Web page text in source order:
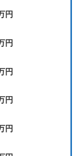
円
円
円
円
円